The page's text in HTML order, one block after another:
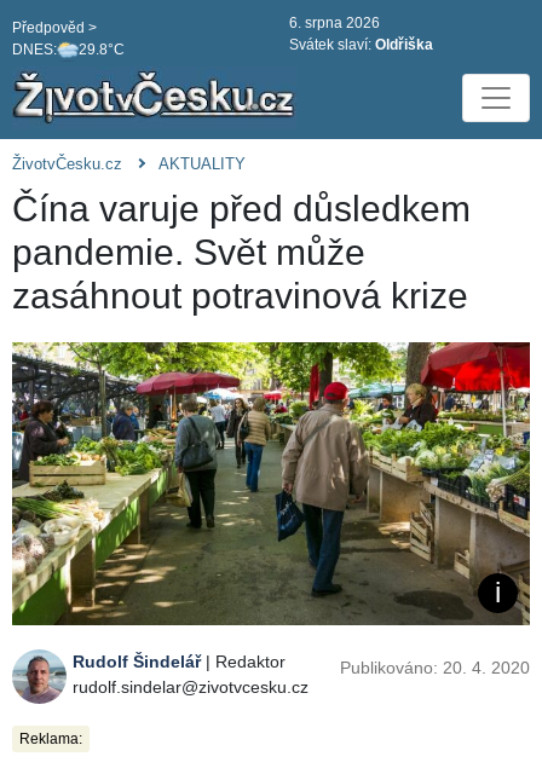
DNES: 29.8°C
Předpověd >
6. srpna 2026
Svátek slaví: Oldřiška
ŽivotvČesku.cz AKTUALITY
Čína varuje před důsledkem
pandemie. Svět může
zasáhnout potravinová krize
Rudolf Šindelář| Redaktor
rudolf.sindelar@zivotvcesku.cz
Publikováno: 20. 4. 2020
Reklama: